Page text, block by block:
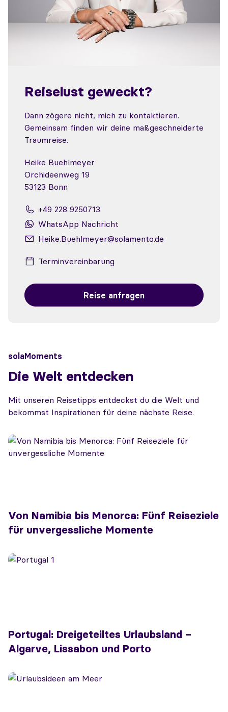
Reiselust geweckt?
Dann zögere nicht, mich zu kontaktieren.
Gemeinsam finden wir deine maßgeschneiderte
Traumreise.
Heike Buehlmeyer
Orchideenweg 19
53123 Bonn
+49 228 9250713
WhatsApp Nachricht
Heike.Buehlmeyer@solamento.de
Terminvereinbarung
Reise anfragen
solaMoments
Die Welt entdecken
Mit unseren Reisetipps entdeckst du die Welt und
bekommst Inspirationen für deine nächste Reise.
Von Namibia bis Menorca: Fünf Reiseziele
für unvergessliche Momente
Portugal: Dreigeteiltes Urlaubsland –
Algarve, Lissabon und Porto